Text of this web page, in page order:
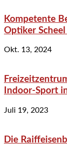
Kompetente
Optiker
Okt. 13, 2024
Indoor-Sport
Juli 19, 2023
Die